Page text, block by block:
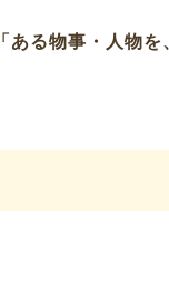
「ある物事・人物